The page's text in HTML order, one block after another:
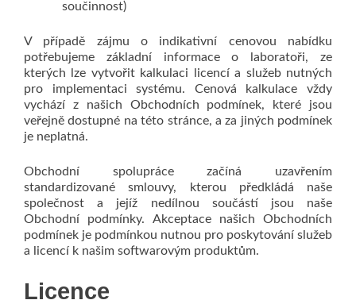
součinnost)
V případě zájmu o indikativní cenovou nabídku
potřebujeme základní informace o laboratoři, ze
kterých lze vytvořit kalkulaci licencí a služeb nutných
pro implementaci systému. Cenová kalkulace vždy
vychází z našich Obchodních podmínek, které jsou
veřejně dostupné na této stránce, a za jiných podmínek
je neplatná.
Obchodní spolupráce začíná uzavřením
standardizované smlouvy, kterou předkládá naše
společnost a jejíž nedílnou součástí jsou naše
Obchodní podmínky. Akceptace našich Obchodních
podmínek je podmínkou nutnou pro poskytování služeb
a licencí k našim softwarovým produktům.
Licence